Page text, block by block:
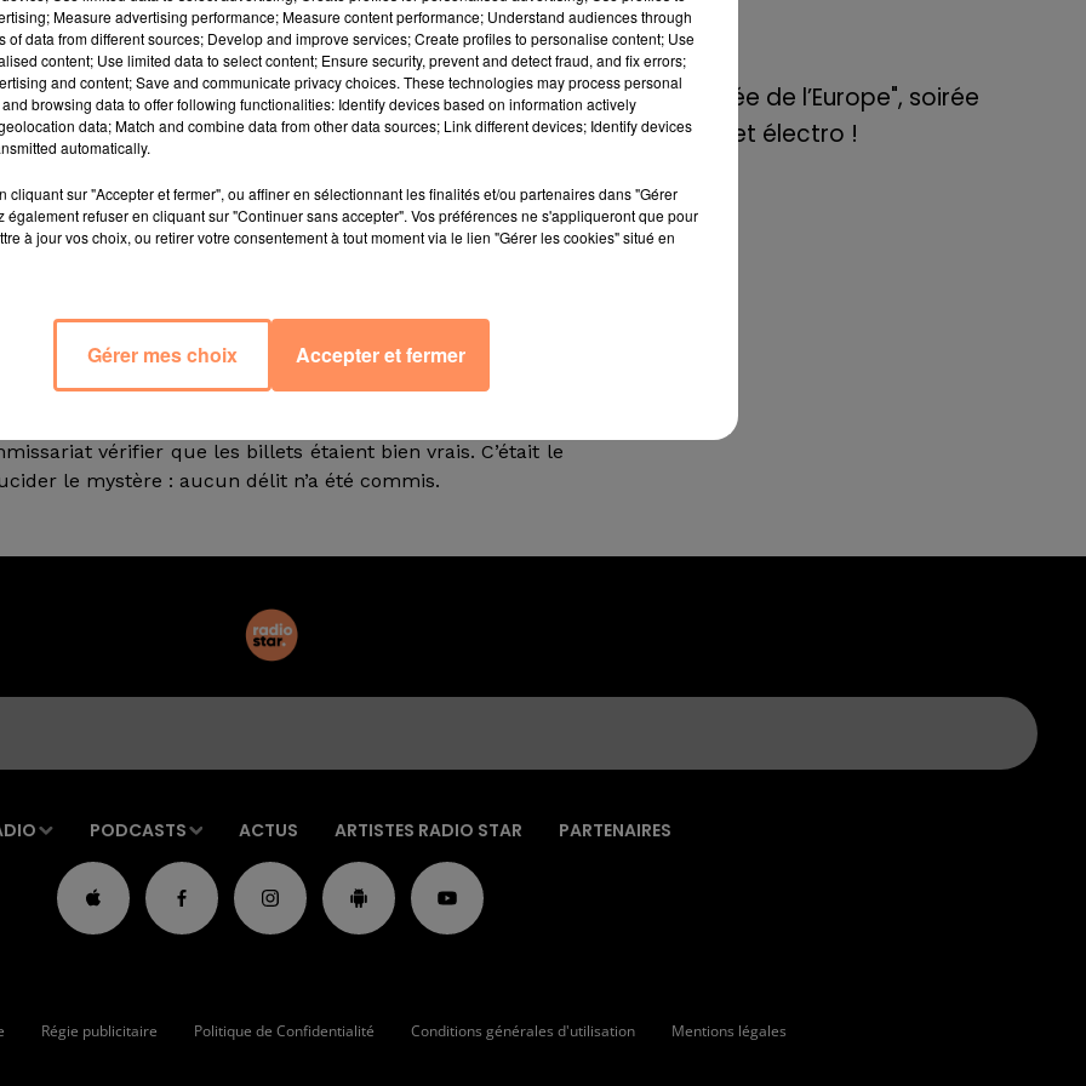
une enveloppe pleine de billets de banque - 50, 70, voire
du village de Villarramiel, dans le nord-ouest
généreux qu’inconnu sème ces enveloppes, sans raison
de 800 habitants, raconte sa maire, Nuria Simon.
nous ne savons ni d’où peut venir cet argent ni qui
une enveloppe marron. D’autres ont eu droit à des
et des phrases comme "la princesse du foyer"
point commun : celui d’habiter le village. Parmi les
fils célibataire, des familles avec de jeunes enfants, des
vérifier que les billets étaient bien vrais. C’était le
le mystère : aucun délit n’a été commis.
de E=M6
8 mai 2022
Aix : "Journée de l’Europe", soirée
danse et set électro !
PODCASTS ACTUS ARTISTES RADIO STAR PARTENAIRES
Régie publicitaire Politique de Confidentialité Conditions générales d'utilisation Mentions légales
Measure advertising performance; Measure content performance; Understand audiences through
of data from different sources; Develop and improve services; Create profiles to personalise content; Use
content; Use limited data to select content; Ensure security, prevent and detect fraud, and fix errors;
and content; Save and communicate privacy choices. These technologies may process personal
browsing data to offer following functionalities: Identify devices based on information actively
data; Match and combine data from other data sources; Link different devices; Identify devices
automatically.
cliquant sur "Accepter et fermer", ou affiner en sélectionnant les finalités et/ou partenaires dans "Gérer
également refuser en cliquant sur "Continuer sans accepter". Vos préférences ne s'appliqueront que pour
à jour vos choix, ou retirer votre consentement à tout moment via le lien "Gérer les cookies" situé en
Gérer mes choix Accepter et fermer